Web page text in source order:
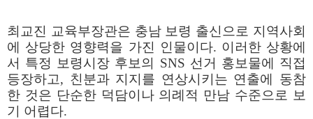
최교진 교육부장관은 충남 보령 출신으로 지역사회
에 상당한 영향력을 가진 인물이다. 이러한 상황에
서 특정 보령시장 후보의 SNS 선거 홍보물에 직접
등장하고, 친분과 지지를 연상시키는 연출에 동참
한 것은 단순한 덕담이나 의례적 만남 수준으로 보
기 어렵다.